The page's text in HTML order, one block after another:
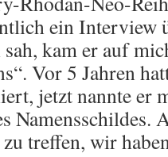
ein Interview
kam er auf
Vor 5 Jahren
jetzt nannte er
Namensschildes.
treffen, wir